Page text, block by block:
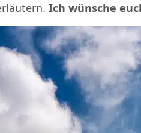
Ich wünsche